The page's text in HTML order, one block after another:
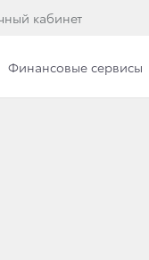
кабинет
Финансовые сервисы